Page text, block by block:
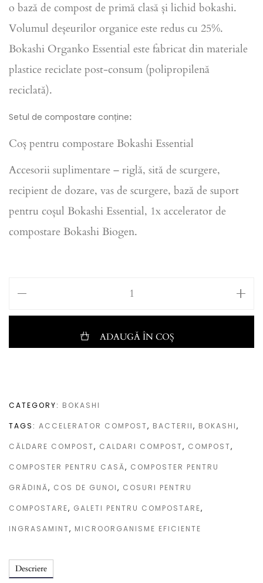
o bază de compost de primă clasă și lichid bokashi.
Volumul deșeurilor organice este redus cu 25%.
Bokashi Organko Essential este fabricat din materiale
plastice reciclate post-consum (polipropilenă
reciclată).
Setul de compostare conține:
Coș pentru compostare Bokashi Essential
Accesorii suplimentare – riglă, sită de scurgere,
recipient de dozare, vas de scurgere, bază de suport
pentru coșul Bokashi Essential, 1x accelerator de
compostare Bokashi Biogen.
ADAUGĂ ÎN COȘ
CATEGORY: BOKASHI
TAGS: ACCELERATOR COMPOST, BACTERII, BOKASHI,
CĂLDARE COMPOST, CALDARI COMPOST, COMPOST,
COMPOSTER PENTRU CASĂ, COMPOSTER PENTRU
GRĂDINĂ, COS DE GUNOI, COSURI PENTRU
COMPOSTARE, GALETI PENTRU COMPOSTARE,
INGRASAMINT, MICROORGANISME EFICIENTE
Descriere